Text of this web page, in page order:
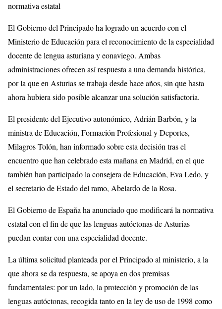
normativa estatal
El Gobierno del Principado ha logrado un acuerdo con el
Ministerio de Educación para el reconocimiento de la especialidad
docente de lengua asturiana y eonaviego. Ambas
administraciones ofrecen así respuesta a una demanda histórica,
por la que en Asturias se trabaja desde hace años, sin que hasta
ahora hubiera sido posible alcanzar una solución satisfactoria.
El presidente del Ejecutivo autonómico, Adrián Barbón, y la
ministra de Educación, Formación Profesional y Deportes,
Milagros Tolón, han informado sobre esta decisión tras el
encuentro que han celebrado esta mañana en Madrid, en el que
también han participado la consejera de Educación, Eva Ledo, y
el secretario de Estado del ramo, Abelardo de la Rosa.
El Gobierno de España ha anunciado que modificará la normativa
estatal con el fin de que las lenguas autóctonas de Asturias
puedan contar con una especialidad docente.
La última solicitud planteada por el Principado al ministerio, a la
que ahora se da respuesta, se apoya en dos premisas
fundamentales: por un lado, la protección y promoción de las
lenguas autóctonas, recogida tanto en la ley de uso de 1998 como